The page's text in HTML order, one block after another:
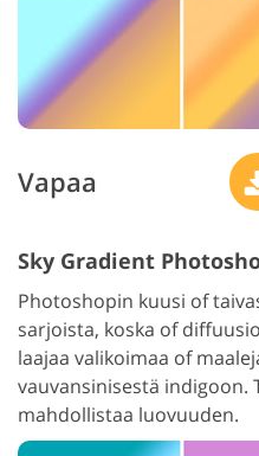
Vapaa
Sky Gradient
Photoshopin kuusi of
sarjoista, koska of
laajaa valikoimaa of
vauvansinisestä
mahdollistaa luovuuden.